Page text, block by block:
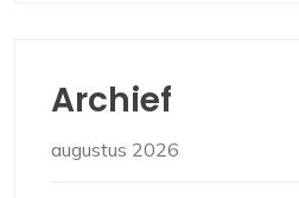
Archief
augustus 2026